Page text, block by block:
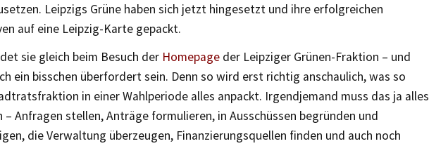
Leipzigs Grüne haben sich jetzt hingesetzt und ihre erfolgreichen
auf eine Leipzig-Karte gepackt.
sie gleich beim Besuch der Homepage der Leipziger Grünen-Fraktion – und
ein bisschen überfordert sein. Denn so wird erst richtig anschaulich, was so
in einer Wahlperiode alles anpackt. Irgendjemand muss das ja alles
– Anfragen stellen, Anträge formulieren, in Ausschüssen begründen und
die Verwaltung überzeugen, Finanzierungsquellen finden und auch noch